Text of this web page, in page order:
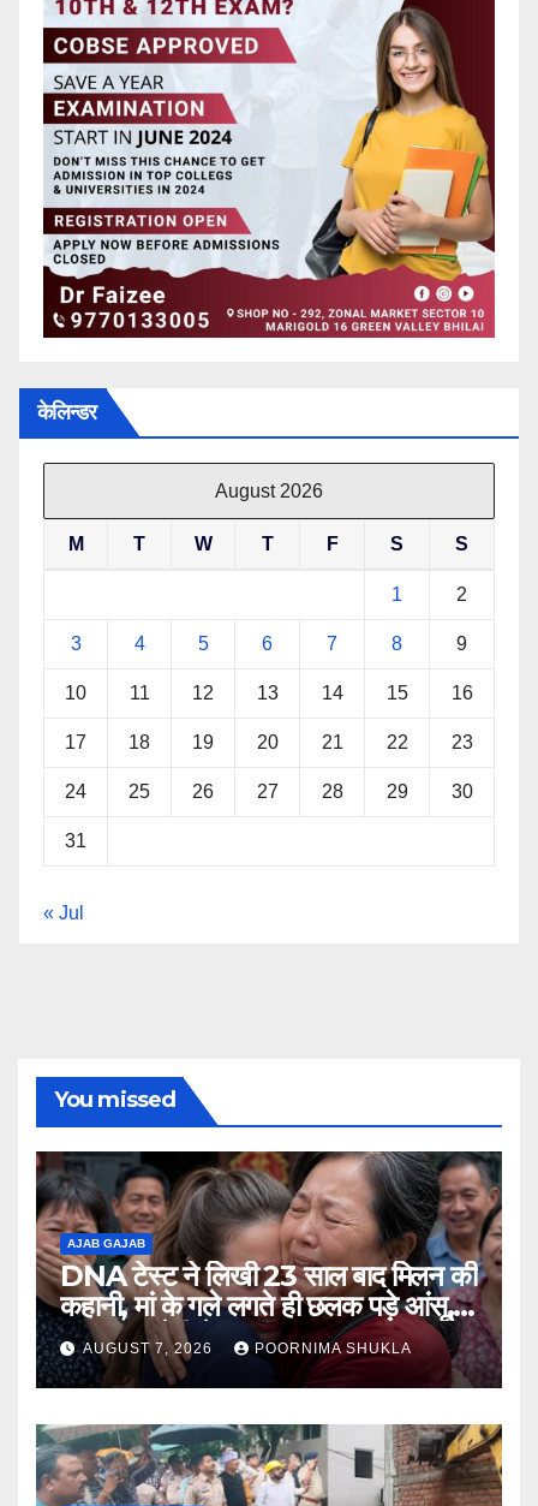
केलिन्डर
August 2026
M T W T F S S
1 2
3 4 5 6 7 8 9
10 11 12 13 14 15 16
17 18 19 20 21 22 23
24 25 26 27 28 29 30
31
« Jul
You missed
AJAB GAJAB
DNA टेस्ट ने लिखी 23 साल बाद मिलन की
कहानी, मां के गले लगते ही छलक पड़े आंसू,
भावुक कर देगी ये मुलाकात…
AUGUST 7, 2026 POORNIMA SHUKLA